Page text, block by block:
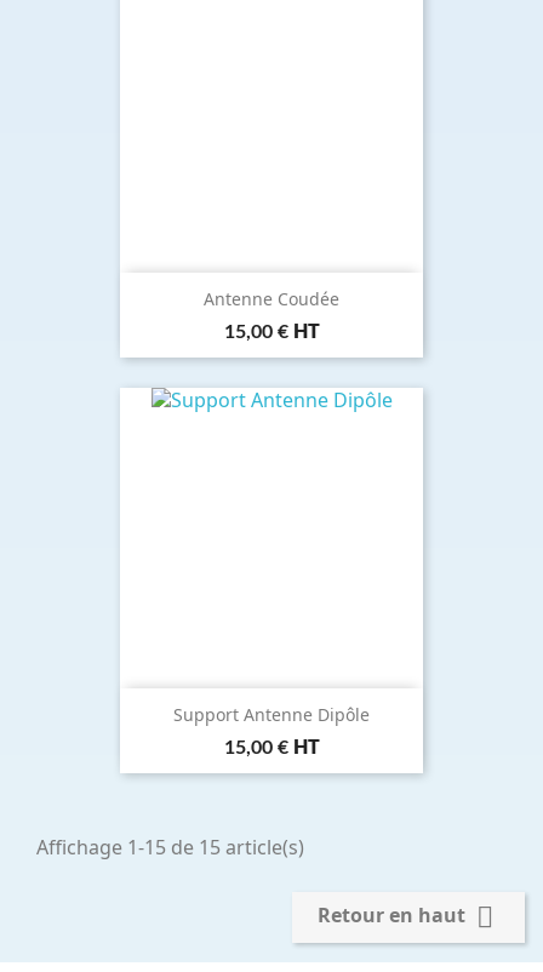
Antenne Coudée
Prix
15,00 € HT
Support Antenne Dipôle
Prix
15,00 € HT
Affichage 1-15 de 15 article(s)
Retour en haut 